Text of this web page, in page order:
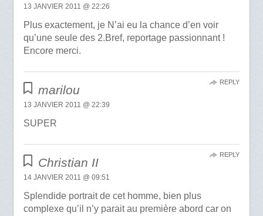
13 JANVIER 2011 @ 22:26
Plus exactement, je N’ai eu la chance d’en voir
qu’une seule des 2.Bref, reportage passionnant !
Encore merci.
marilou
13 JANVIER 2011 @ 22:39
SUPER
REPLY
Christian II
14 JANVIER 2011 @ 09:51
Splendide portrait de cet homme, bien plus
complexe qu’il n’y parait au première abord car on
REPLY